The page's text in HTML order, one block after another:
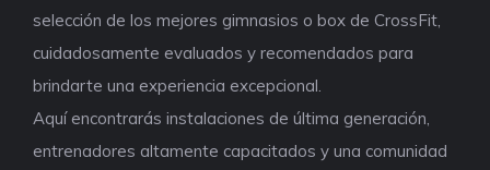
selección de los mejores gimnasios o box de CrossFit,
cuidadosamente evaluados y recomendados para
brindarte una experiencia excepcional.
Aquí encontrarás instalaciones de última generación,
entrenadores altamente capacitados y una comunidad